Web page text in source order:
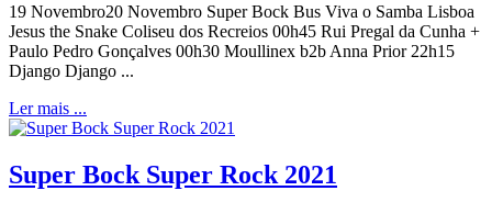
19 Novembro20 Novembro Super Bock Bus Viva o Samba Lisboa
Jesus the Snake Coliseu dos Recreios 00h45 Rui Pregal da Cunha +
Paulo Pedro Gonçalves 00h30 Moullinex b2b Anna Prior 22h15
Django Django ...
Ler mais ...
Super Bock Super Rock 2021